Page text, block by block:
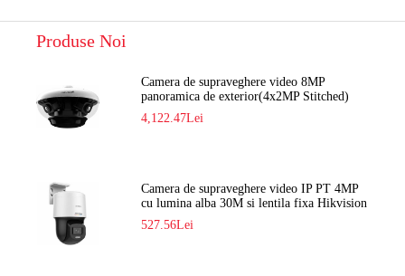
Produse Noi
Camera de supraveghere video 8MP
panoramica de exterior(4x2MP Stitched)
Navaio NGC-7482PR
4,122.47Lei
Camera de supraveghere video IP PT 4MP
cu lumina alba 30M si lentila fixa Hikvision
DS-2DE2C400SCG-E F1
527.56Lei